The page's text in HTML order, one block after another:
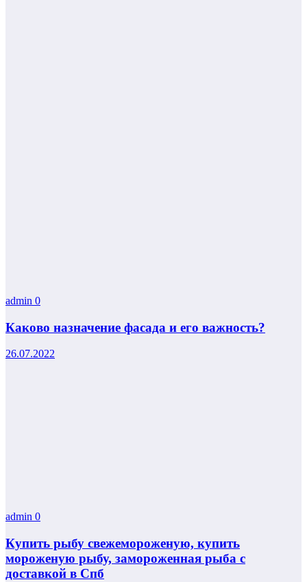
admin 0
Каково назначение фасада и его важность?
26.07.2022
admin 0
Купить рыбу свежемороженую, купить
мороженую рыбу, замороженная рыба с
доставкой в Спб